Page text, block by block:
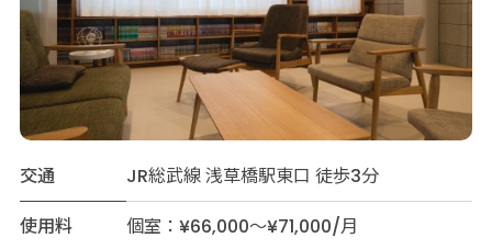
交通
JR総武線 浅草橋駅東口 徒歩3分
使用料
個室：¥66,000～¥71,000/月